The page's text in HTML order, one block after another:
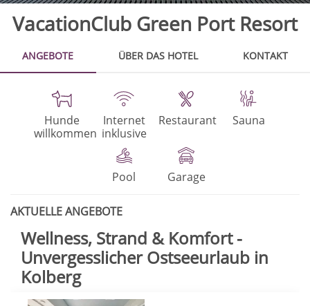
VacationClub Green Port Resort
ANGEBOTE ÜBER DAS HOTEL KONTAKT
Hunde
willkommen
Internet
inklusive
Restaurant Sauna
Pool Garage
AKTUELLE ANGEBOTE
Wellness, Strand & Komfort -
Unvergesslicher Ostseeurlaub in
Kolberg